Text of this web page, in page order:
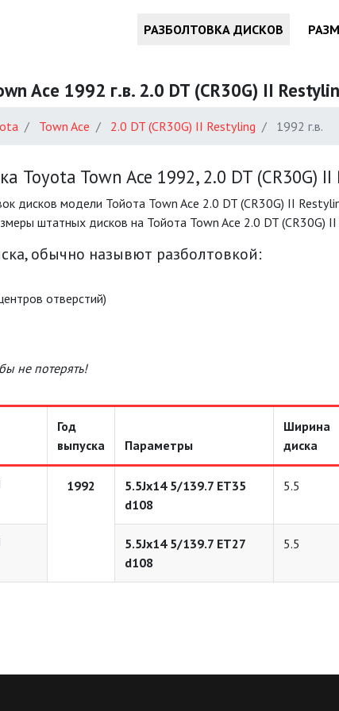
РАЗБОЛТОВКА ДИСКОВ
Ace 1992 г.в. 2.0 DT (CR30G) II
Town Ace 2.0 DT (CR30G) II Restyling 1992 г.в.
Toyota Town Ace 1992, 2.0 DT (CR30G) II
дисков модели Тойота Town Ace 2.0 DT (CR30G) II
штатных дисков на Тойота Town Ace 2.0 DT (CR30G) II
обычно назывют разболтовкой:
отверстий)
не потерять!
Год
выпуска
Параметры
Ширина
диска
1992
5.5Jx14 5/139.7 ET35
d108
5.5
5.5Jx14 5/139.7 ET27
d108
5.5